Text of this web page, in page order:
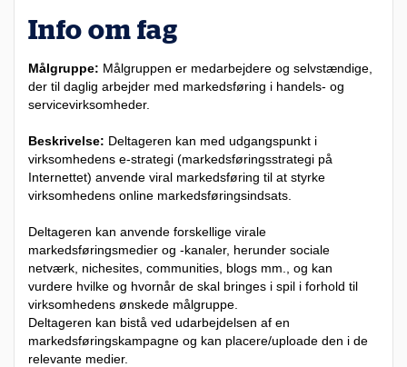
Info om fag
Målgruppe: Målgruppen er medarbejdere og selvstændige,
der til daglig arbejder med markedsføring i handels- og
servicevirksomheder.
Beskrivelse: Deltageren kan med udgangspunkt i
virksomhedens e-strategi (markedsføringsstrategi på
Internettet) anvende viral markedsføring til at styrke
virksomhedens online markedsføringsindsats.
Deltageren kan anvende forskellige virale
markedsføringsmedier og -kanaler, herunder sociale
netværk, nichesites, communities, blogs mm., og kan
vurdere hvilke og hvornår de skal bringes i spil i forhold til
virksomhedens ønskede målgruppe.
Deltageren kan bistå ved udarbejdelsen af en
markedsføringskampagne og kan placere/uploade den i de
relevante medier.